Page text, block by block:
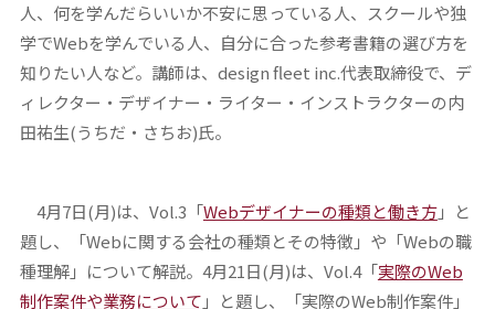
人、何を学んだらいいか不安に思っている人、スクールや独
学でWebを学んでいる人、自分に合った参考書籍の選び方を
知りたい人など。講師は、design fleet inc.代表取締役で、デ
ィレクター・デザイナー・ライター・インストラクターの内
田祐生(うちだ・さちお)氏。
4月7日(月)は、Vol.3「Webデザイナーの種類と働き方」と
題し、「Webに関する会社の種類とその特徴」や「Webの職
種理解」について解説。4月21日(月)は、Vol.4「実際のWeb
制作案件や業務について 」と題し、「実際のWeb制作案件」